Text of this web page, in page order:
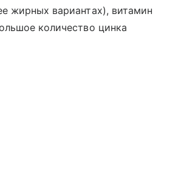
жирных вариантах), витамин
количество цинка